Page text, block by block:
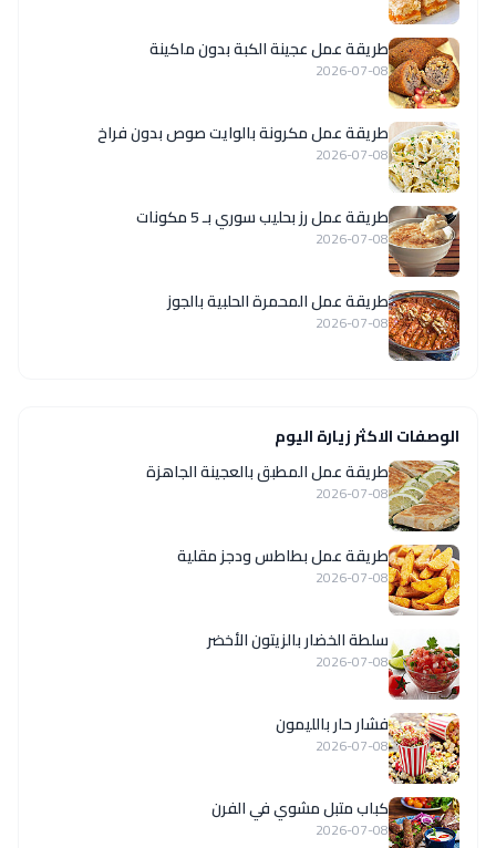
طريقة عمل عجينة الكبة بدون ماكينة
2026-07-08
طريقة عمل مكرونة بالوايت صوص بدون فراخ
2026-07-08
طريقة عمل رز بحليب سوري بـ 5 مكونات
2026-07-08
طريقة عمل المحمرة الحلبية بالجوز
2026-07-08
الوصفات الاكثر زيارة اليوم
طريقة عمل المطبق بالعجينة الجاهزة
2026-07-08
طريقة عمل بطاطس ودجز مقلية
2026-07-08
سلطة الخضار بالزيتون الأخضر
2026-07-08
فشار حار بالليمون
2026-07-08
كباب متبل مشوي في الفرن
2026-07-08